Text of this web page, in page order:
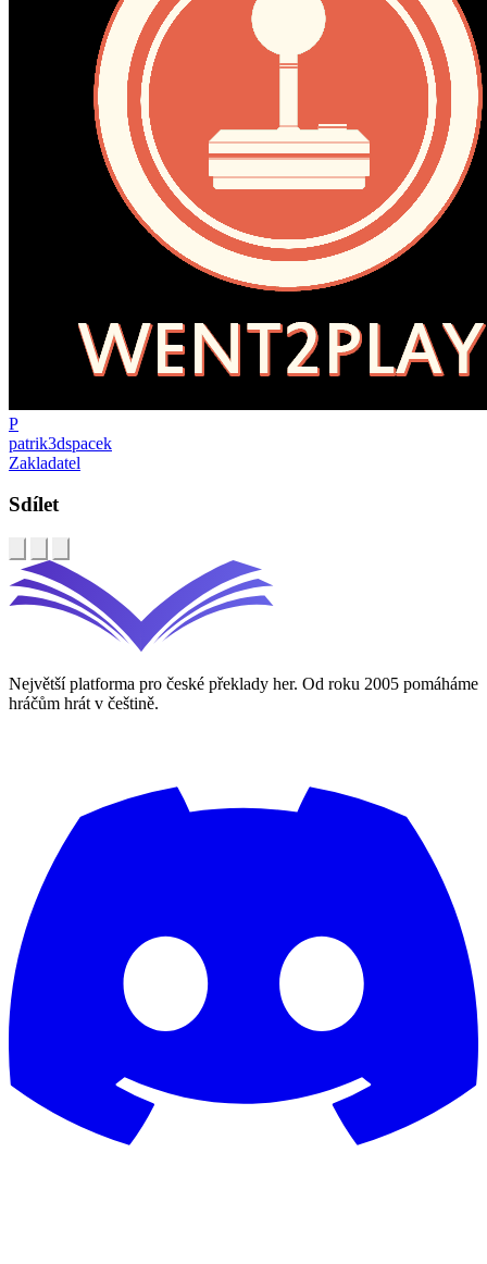
P
patrik3dspacek
Zakladatel
Sdílet
Největší platforma pro české překlady her. Od roku 2005 pomáháme
hráčům hrát v češtině.